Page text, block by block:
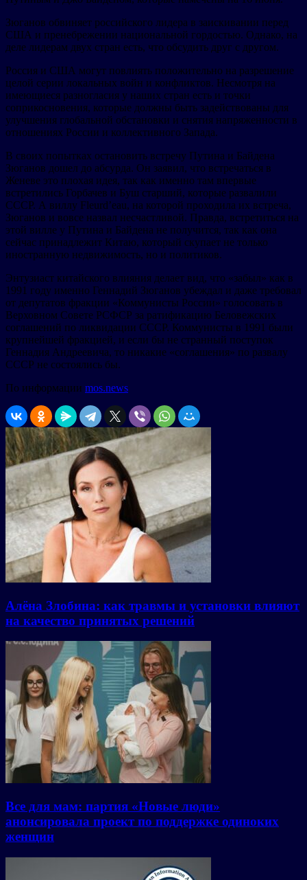
Зюганов обвиняет российского лидера в заискивании перед
США и пренебрежении национальной гордостью. Однако, на
деле лидерам двух стран есть, что обсудить друг с другом.
Россия и США могут повлиять положительно на разрешение
целой серии локальных войн и конфликтов. Несмотря на
имеющиеся разногласия у наших стран есть и точки
соприкосновения, которые должны быть задействованы для
улучшения глобальной обстановки и снятия напряженности в
отношениях России и коллективного Запада.
В своих попытках остановить встречу Путина и Байдена
Зюганов дошел до абсурда. Он заявил, что встречаться в
Женеве это плохая идея, так как именно там впервые
встретились Горбачев и Буш старший, которые развалили
СССР. А виллу Fleurd’eau, на которой проходила их встреча,
Зюганов и вовсе назвал несчастливой. Правда, встретиться на
этой вилле у Путина и Байдена не получится, так как она
сейчас принадлежит Китаю, который скупает не только
иностранную недвижимость, но и политиков.
Энтузиаст китайского влияния делает вид, что «забыл» как в
1991 году именно Геннадий Зюганов убеждал и даже требовал
от депутатов фракции «Коммунисты России» голосовать в
Верховном Совете РСФСР за ратификацию Беловежских
соглашений по ликвидации СССР. Коммунисты в 1991 были
крупнейшей фракцией, и если бы не странный поступок
Геннадия Андреевича, то никакие «соглашения» по развалу
СССР не состоялись бы.
По информации mos.news
Алёна Злобина: как травмы и установки влияют
на качество принятых решений
Все для мам: партия «Новые люди»
анонсировала проект по поддержке одиноких
женщин